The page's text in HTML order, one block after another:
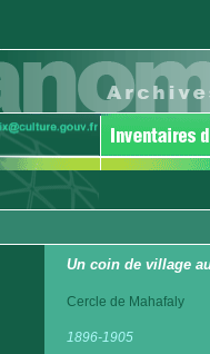
Un coin de village
Cercle de Mahafaly
1896-1905